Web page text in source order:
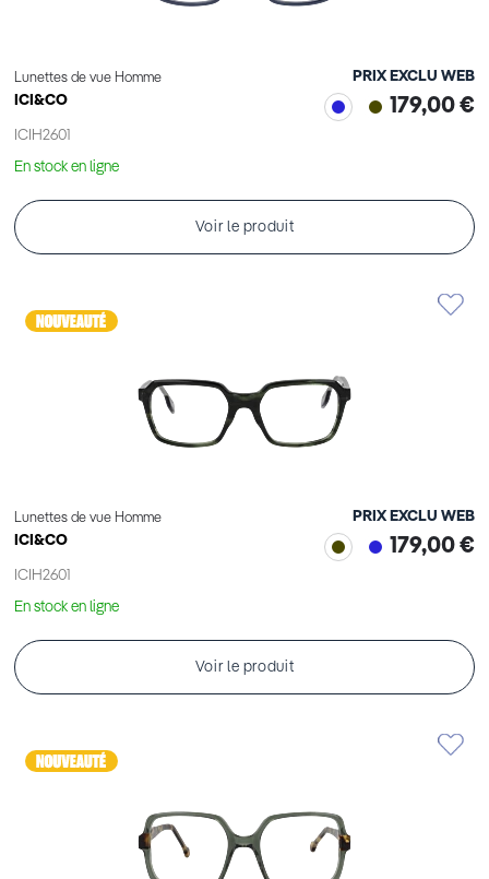
Lunettes de vue Homme
ICI&CO
ICIH2601
PRIX EXCLU WEB
179,00 €
En stock en ligne
Voir le produit
Lunettes de vue Homme
ICI&CO
ICIH2601
PRIX EXCLU WEB
179,00 €
En stock en ligne
Voir le produit